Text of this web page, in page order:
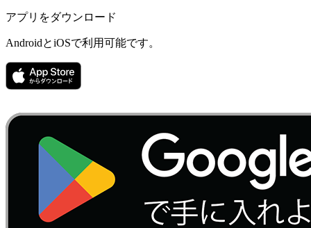
アプリをダウンロード
AndroidとiOSで利用可能です。